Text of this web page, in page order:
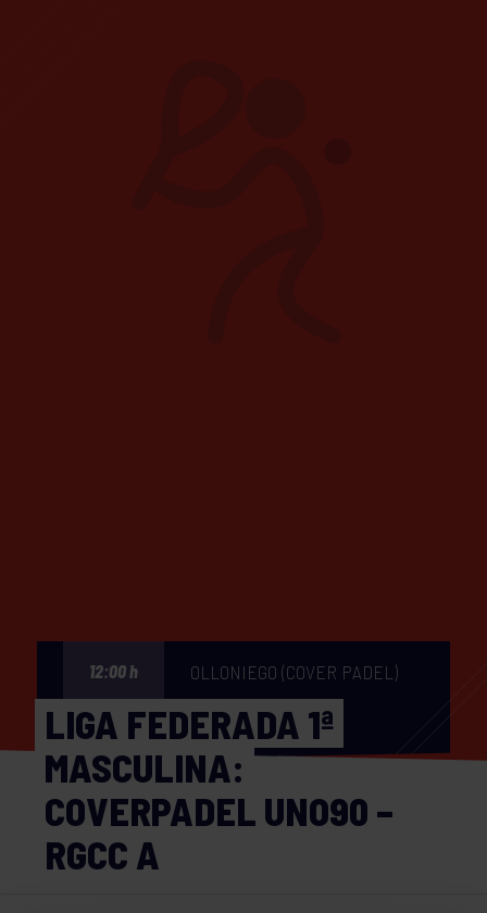
12:00 h OLLONIEGO (COVER PADEL)
LIGA FEDERADA 1ª
MASCULINA:
COVERPADEL UNO90 –
RGCC A